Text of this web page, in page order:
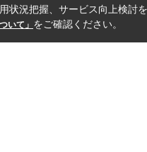
状況把握、サービス向上検討
いて」 をご確認ください。